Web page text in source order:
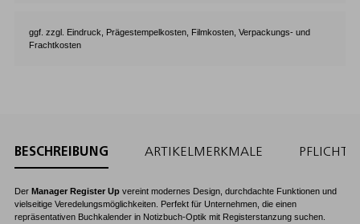
ggf. zzgl. Eindruck, Prägestempelkosten, Filmkosten, Verpackungs- und
Frachtkosten
BESCHREIBUNG ARTIKELMERKMALE
Der Manager Register Up vereint modernes Design, durchdachte Funktionen und
vielseitige Veredelungsmöglichkeiten. Perfekt für Unternehmen, die einen
repräsentativen Buchkalender in Notizbuch-Optik mit Registerstanzung suchen.